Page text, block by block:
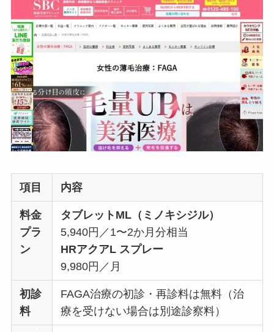
項目 内容
料金
プラ
ン
タブレットML（ミノキシジル）
5,940円／1〜2か月分相当
HRアクアL スプレー
9,980円／月
初診
料
FAGA治療の初診・再診料は無料（治
療を受けない場合は別途診察料）